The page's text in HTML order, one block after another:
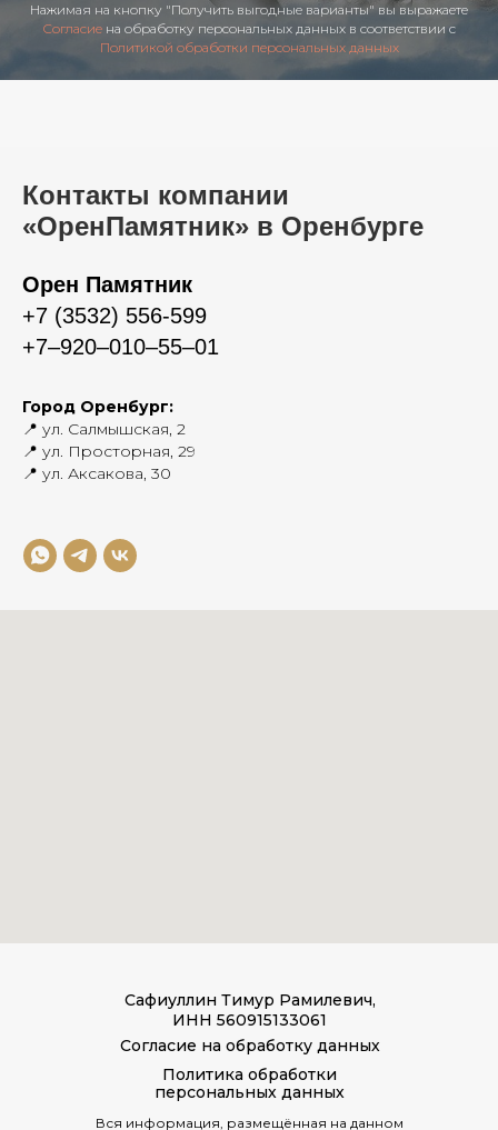
Нажимая на кнопку "Получить выгодные варианты" вы выражаете
Cогласиена обработку персональных данных в соответствии с
Политикой обработки персональных данных
Контакты компании
«ОренПамятник» в Оренбурге
Орен Памятник
+7 (3532) 556-599
+7‒920‒010‒55‒01
Город Оренбург:
📍 ул. Салмышская, 2
📍 ул. Просторная, 29
📍 ул. Аксакова, 30
Политика обработки
персональных данных
Вся информация, размещённая на данном
Согласие на обработку данных
Сафиуллин Тимур Рамилевич,
ИНН 560915133061